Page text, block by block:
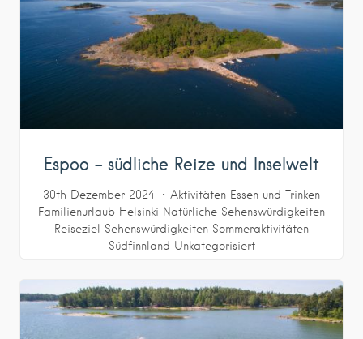
Espoo – südliche Reize und Inselwelt
30th Dezember 2024 Aktivitäten Essen und Trinken
Familienurlaub Helsinki Natürliche Sehenswürdigkeiten
Reiseziel
Sehenswürdigkeiten Sommeraktivitäten
Südfinnland Unkategorisiert